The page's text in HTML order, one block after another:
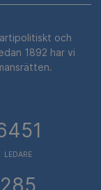
och
1892 har vi
LEDARE